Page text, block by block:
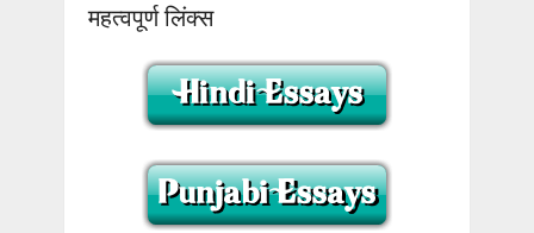
महत्वपूर्ण लिंक्स